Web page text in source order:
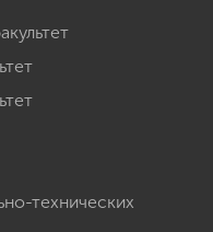
технических